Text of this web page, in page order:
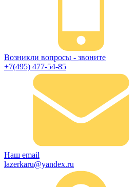
Возникли вопросы - звоните
+7(495) 477-54-85
Наш email
lazerkaru@yandex.ru